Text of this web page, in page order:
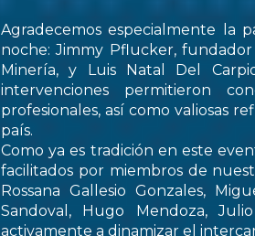
Agradecemos especialmente la
noche: Jimmy Pflucker,
Minería, y Luis Natal Del
intervenciones permitieron
profesionales, así como valiosas
país.
Como ya es tradición en este
facilitados por miembros de
Rossana Gallesio Gonzales,
Sandoval, Hugo Mendoza,
activamente a dinamizar el